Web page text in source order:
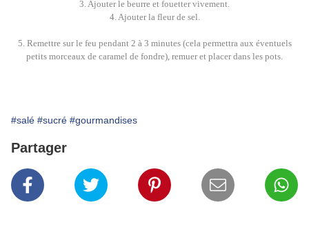
3. Ajouter le beurre et fouetter vivement.
4. Ajouter la fleur de sel.
5. Remettre sur le feu pendant 2 à 3 minutes (cela permettra aux éventuels
petits morceaux de caramel de fondre), remuer et placer dans les pots.
#salé #sucré #gourmandises
Partager